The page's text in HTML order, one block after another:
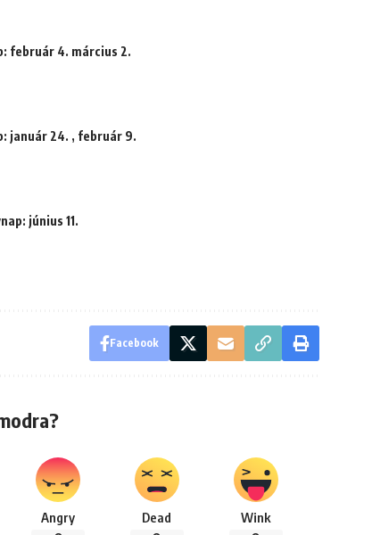
február 4. március 2.
január 24. , február 9.
június 11.
Facebook
Angry Dead Wink